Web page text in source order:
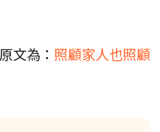
文為： 照顧家人也照顧